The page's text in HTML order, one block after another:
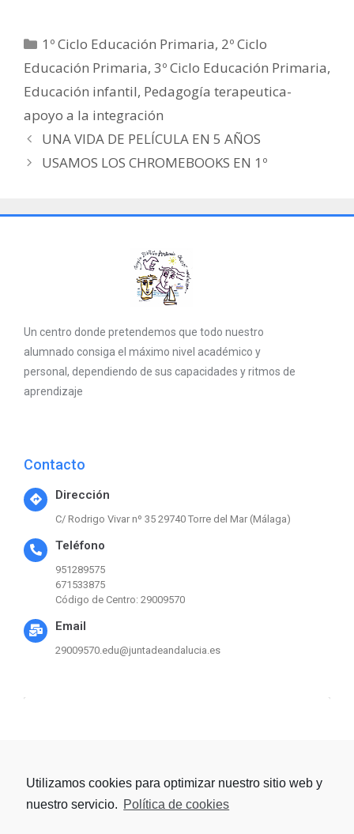
1º Ciclo Educación Primaria, 2º Ciclo
Educación Primaria, 3º Ciclo Educación Primaria,
Educación infantil, Pedagogía terapeutica-
apoyo a la integración
UNA VIDA DE PELÍCULA EN 5 AÑOS
USAMOS LOS CHROMEBOOKS EN 1º
Un centro donde pretendemos que todo nuestro
alumnado consiga el máximo nivel académico y
personal, dependiendo de sus capacidades y ritmos de
aprendizaje
Contacto
Dirección
C/ Rodrigo Vivar nº 35 29740 Torre del Mar (Málaga)
Teléfono
951289575
671533875
Código de Centro: 29009570
Email
29009570.edu@juntadeandalucia.es
Haz clic para aceptar las
cookies de marketing y
Utilizamos cookies para optimizar nuestro sitio web y
nuestro servicio. Política de cookies